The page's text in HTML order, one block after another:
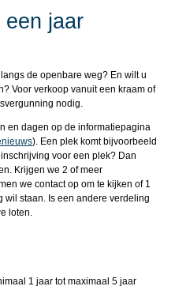
een jaar
langs de openbare weg? En wilt u
Voor verkoop vanuit een kraam of
nodig.
en dagen op de informatiepagina
). Een plek komt bijvoorbeeld
voor een plek? Dan
Krijgen we 2 of meer
we contact op om te kijken of 1
staan. Is een andere verdeling
loten.
1 jaar tot maximaal 5 jaar